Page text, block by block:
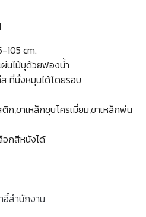
105 cm.
นไม้บุด้วยฟองน้ำ
ที่นั่งหมุนได้โดยรอบ
ก,ขาเหล็กชุบโครเมี่ยม,ขาเหล็กพ่น
อกสีหนังได้
อี้สำนักงาน